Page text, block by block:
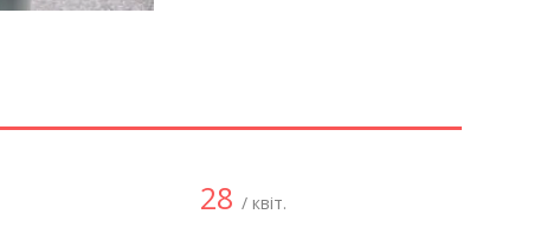
28/ квіт.